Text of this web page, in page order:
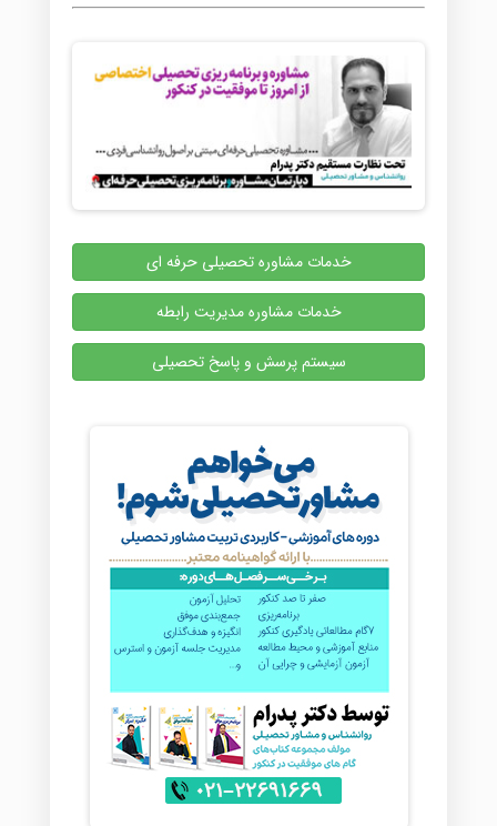
خدمات مشاوره تحصیلی حرفه ای
خدمات مشاوره مدیریت رابطه
سیستم پرسش و پاسخ تحصیلی